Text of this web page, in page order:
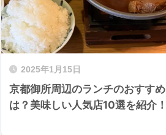
2025年1月15日
京都御所周辺のランチのおすすめ
は？美味しい人気店10選を紹介！